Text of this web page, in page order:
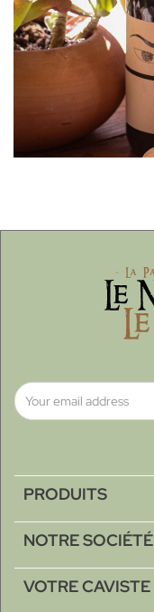
PRODUITS
NOTRE SOCIÉTÉ
VOTRE CAVISTE